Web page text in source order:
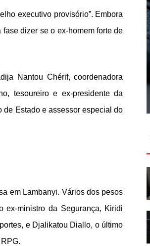
executivo provisório”. Embora
dizer se o ex-homem forte de
Nantou Chérif, coordenadora
tesoureiro e ex-presidente da
de Estado e assessor especial do
em Lambanyi. Vários dos pesos
ex-ministro da Segurança, Kiridi
e Djalikatou Diallo, o último